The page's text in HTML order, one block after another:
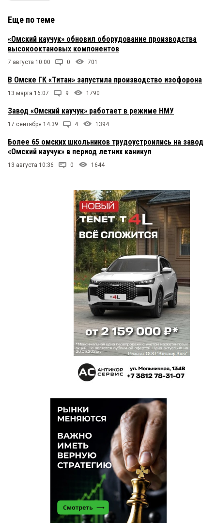
Еще по теме
«Омский каучук» обновил оборудование производства
высокооктановых компонентов
7 августа 10:00 0 701
В Омске ГК «Титан» запустила производство изофорона
13 марта 16:07 9 1790
Завод «Омский каучук» работает в режиме НМУ
17 сентября 14:39 4 1394
Более 65 омских школьников трудоустроились на завод
«Омский каучук» в период летних каникул
13 августа 10:36 0 1644